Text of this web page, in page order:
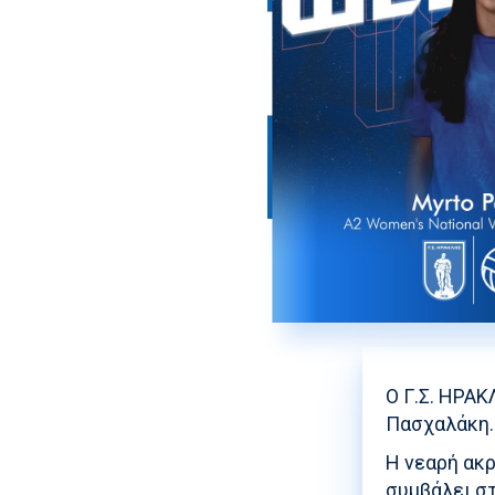
Ο Γ.Σ.
Πασχαλάκη.
Η νεαρή
συμβάλει